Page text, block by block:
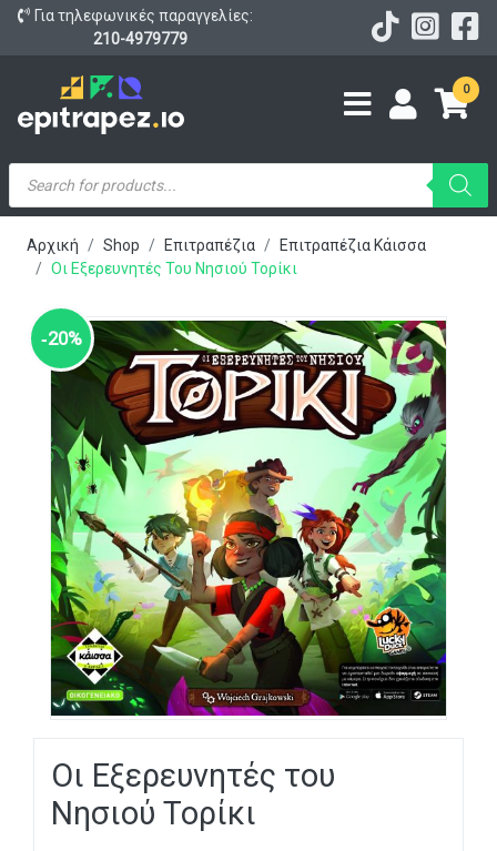
Για τηλεφωνικές παραγγελίες:
210-4979779
0
Products
search
Αρχική Shop Επιτραπέζια
Επιτραπέζια Κάισσα
Οι Εξερευνητές Του Νησιού Τορίκι
‑20%
Οι Εξερευνητές του
Νησιού Τορίκι